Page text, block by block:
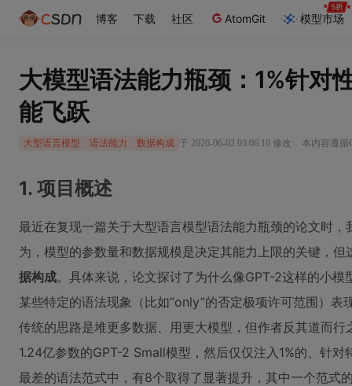
博客 下载 社区 AtomGit 模型市场
大模型语法能力瓶颈：1%针对
能飞跃
大型语言模型 语法能力 数据构成 于 2026-06-02 03:06:10 修改 · 本内容遵循
1. 项目概述
最近在复现一篇关于大型语言模型语法能力瓶颈的论文时
为，模型的参数量和数据规模是决定其能力上限的关键，
据构成。具体来说，论文探讨了为什么像GPT-2这样的小
某些特定的语法现象（比如“only”的否定极项许可范围）
传统的思路是堆更多数据、用更大模型，但作者反其道而
1.24亿参数的GPT-2 Small模型，然后仅仅注入1%的、针
最差的语法范式中，有8个取得了显著提升，其中一个范式